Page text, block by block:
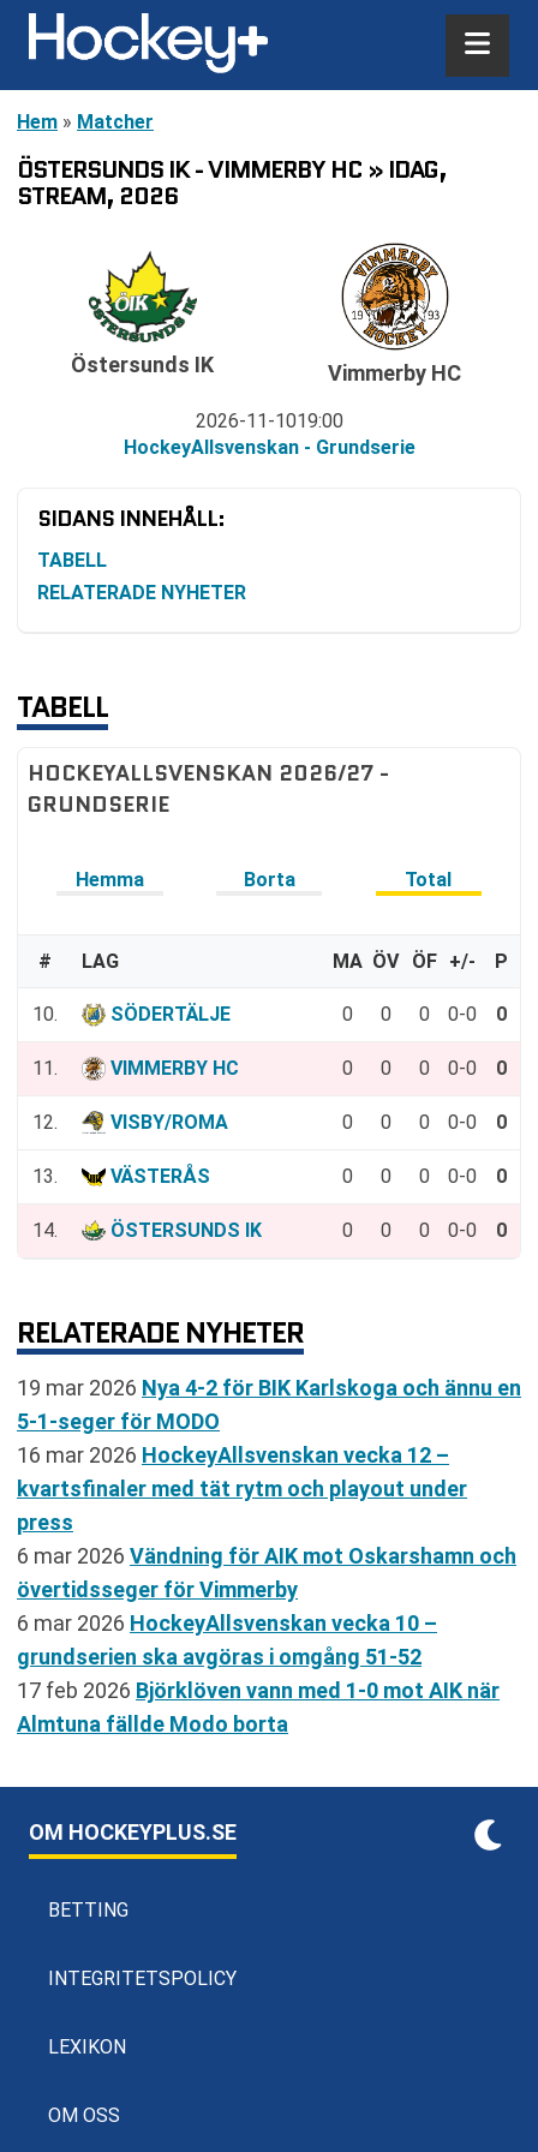
Hem » Matcher
ÖSTERSUNDS IK - VIMMERBY HC » IDAG,
STREAM, 2026
Östersunds IK
2026-11-1019:00
HockeyAllsvenskan - Grundserie
Vimmerby HC
SIDANS INNEHÅLL:
TABELL
RELATERADE NYHETER
TABELL
HOCKEYALLSVENSKAN 2026/27 -
GRUNDSERIE
Hemma Borta Total
# LAG MA ÖV ÖF +/- P
10. SÖDERTÄLJE 0 0 0 0-0 0
11. VIMMERBY HC 0 0 0 0-0 0
12. VISBY/ROMA 0 0 0 0-0 0
13. VÄSTERÅS 0 0 0 0-0 0
14. ÖSTERSUNDS IK 0 0 0 0-0 0
RELATERADE NYHETER
19 mar 2026 Nya 4-2 för BIK Karlskoga och ännu en
5-1-seger för MODO
16 mar 2026 HockeyAllsvenskan vecka 12 –
kvartsfinaler med tät rytm och playout under
press
6 mar 2026 Vändning för AIK mot Oskarshamn och
övertidsseger för Vimmerby
6 mar 2026 HockeyAllsvenskan vecka 10 –
grundserien ska avgöras i omgång 51-52
17 feb 2026 Björklöven vann med 1-0 mot AIK när
Almtuna fällde Modo borta
OM HOCKEYPLUS.SE
BETTING
INTEGRITETSPOLICY
LEXIKON
OM OSS